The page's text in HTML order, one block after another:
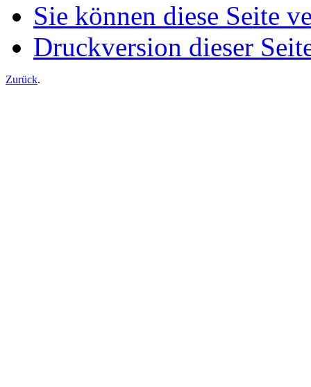
Sie können diese Seite
Druckversion dieser
Zurück.